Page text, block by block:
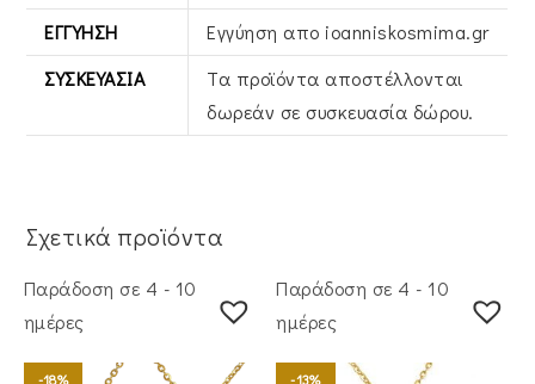
ΕΓΓΎΗΣΗ
Εγγύηση απο ioanniskosmima.gr
ΣΥΣΚΕΥΑΣΊΑ
Τα προϊόντα αποστέλλονται
δωρεάν σε συσκευασία δώρου.
Σχετικά προϊόντα
Παράδοση σε 4 - 10
ημέρες
-18%
Παράδοση σε 4 - 10
ημέρες
-13%